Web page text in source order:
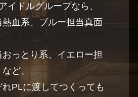
イドルグループなら、
熱血系、ブルー担当真面
っとり系、イエロー担
ど、
PLに渡してつくっても